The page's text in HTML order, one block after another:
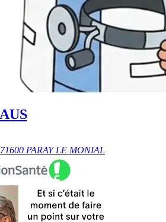
PARAY LE MONIAL